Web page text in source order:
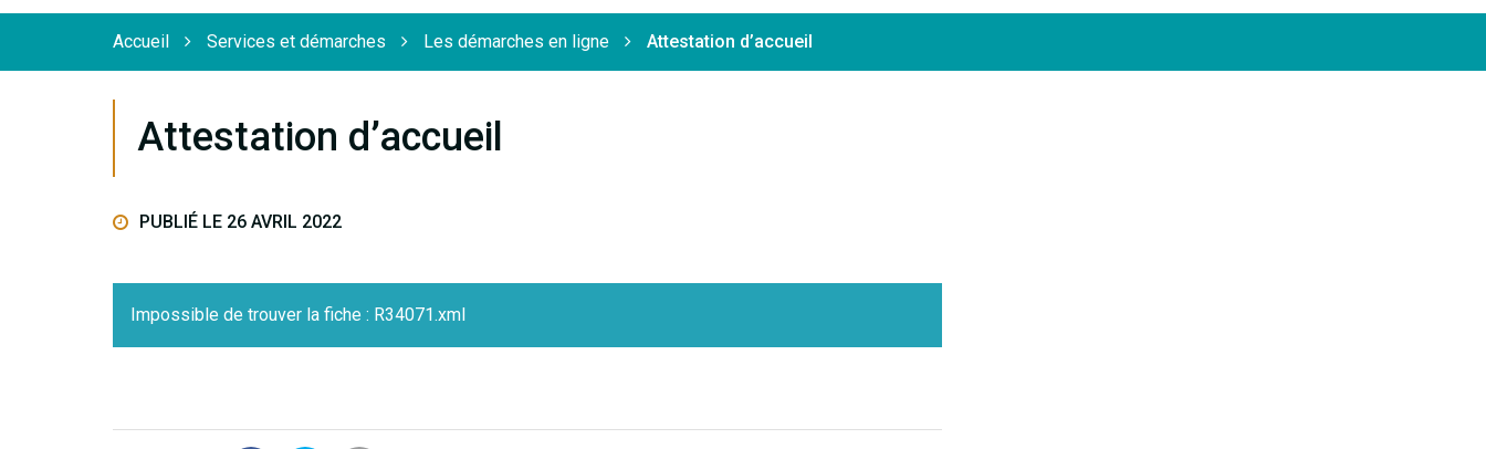
FacebookInstagram
LinkedinYoutube
Flèche
Accueil Services et démarches Les démarches en ligne Attestation d’accueil
Attestation d’accueil
PUBLIÉ LE 26 AVRIL 2022
Impossible de trouver la fiche : R34071.xml